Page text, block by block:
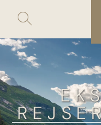
Skip
content
Toggle
search